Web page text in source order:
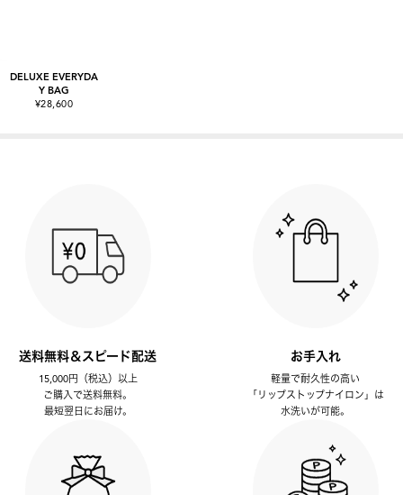
DELUXE EVERYDA
Y BAG
¥28,600
送料無料＆スピード配送
15,000円（税込）以上
ご購入で送料無料。
最短翌日にお届け。
お手入れ
軽量で耐久性の高い
「リップストップナイロン」は
水洗いが可能。